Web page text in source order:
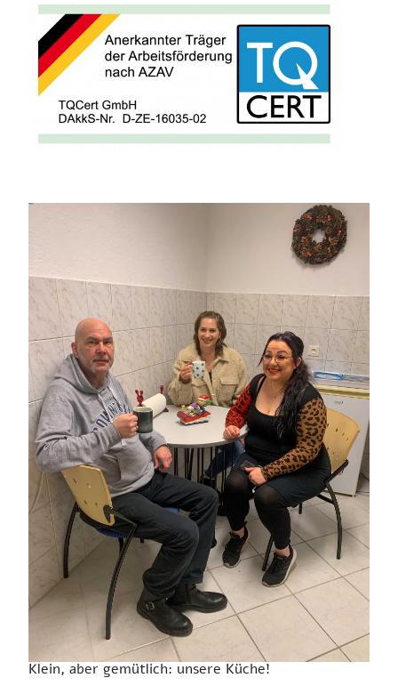
Klein, aber gemütlich: unsere Küche!